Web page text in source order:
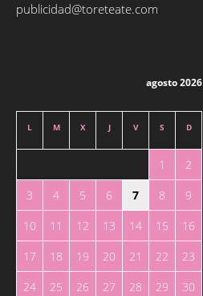
publicidad@toreteate.com
agosto 2026
L M X J V S D
1
2
3
4 5 6 7 8
9
10
11 12 13 14 15
16
17
18 19 20 21 22
23
24
25 26 27 28 29
30